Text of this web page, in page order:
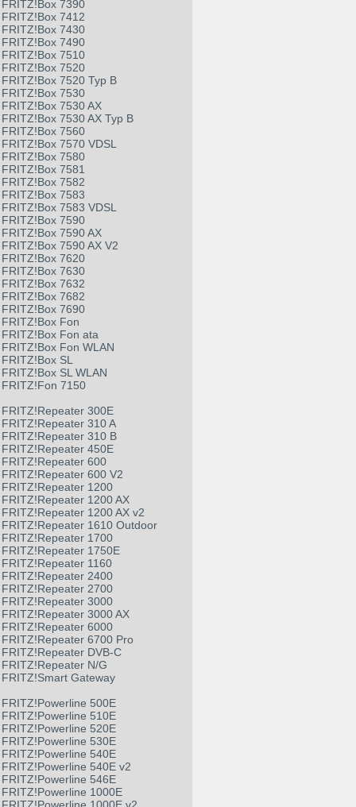
FRITZ!Box 7390
FRITZ!Box 7412
FRITZ!Box 7430
FRITZ!Box 7490
FRITZ!Box 7510
FRITZ!Box 7520
FRITZ!Box 7520 Typ B
FRITZ!Box 7530
FRITZ!Box 7530 AX
FRITZ!Box 7530 AX Typ B
FRITZ!Box 7560
FRITZ!Box 7570 VDSL
FRITZ!Box 7580
FRITZ!Box 7581
FRITZ!Box 7582
FRITZ!Box 7583
FRITZ!Box 7583 VDSL
FRITZ!Box 7590
FRITZ!Box 7590 AX
FRITZ!Box 7590 AX V2
FRITZ!Box 7620
FRITZ!Box 7630
FRITZ!Box 7632
FRITZ!Box 7682
FRITZ!Box 7690
FRITZ!Box Fon
FRITZ!Box Fon ata
FRITZ!Box Fon WLAN
FRITZ!Box SL
FRITZ!Box SL WLAN
FRITZ!Fon 7150
FRITZ!Repeater 300E
FRITZ!Repeater 310 A
FRITZ!Repeater 310 B
FRITZ!Repeater 450E
FRITZ!Repeater 600
FRITZ!Repeater 600 V2
FRITZ!Repeater 1200
FRITZ!Repeater 1200 AX
FRITZ!Repeater 1200 AX v2
FRITZ!Repeater 1610 Outdoor
FRITZ!Repeater 1700
FRITZ!Repeater 1750E
FRITZ!Repeater 1160
FRITZ!Repeater 2400
FRITZ!Repeater 2700
FRITZ!Repeater 3000
FRITZ!Repeater 3000 AX
FRITZ!Repeater 6000
FRITZ!Repeater 6700 Pro
FRITZ!Repeater DVB-C
FRITZ!Repeater N/G
FRITZ!Smart Gateway
FRITZ!Powerline 500E
FRITZ!Powerline 510E
FRITZ!Powerline 520E
FRITZ!Powerline 530E
FRITZ!Powerline 540E
FRITZ!Powerline 540E v2
FRITZ!Powerline 546E
FRITZ!Powerline 1000E